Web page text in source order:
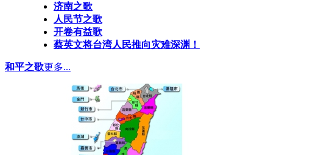
济南之歌
人民节之歌
开卷有益歌
蔡英文将台湾人民推向灾难深渊！
和平之歌更多...